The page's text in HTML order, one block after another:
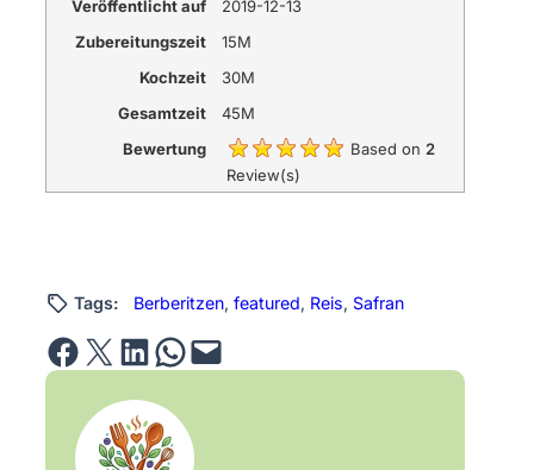
Veröffentlicht auf
2019-12-13
Zubereitungszeit
15M
Kochzeit
30M
Gesamtzeit
45M
Bewertung
Based on 2
Review(s)
Tags: Berberitzen, featured, Reis, Safran
Share on Facebook Email this Page Share on LinkedIn Share on WhatsApp Email this Page